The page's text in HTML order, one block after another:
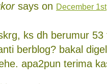
says on December
ks dh berumur 53
berblog? bakal
apa2pun terima